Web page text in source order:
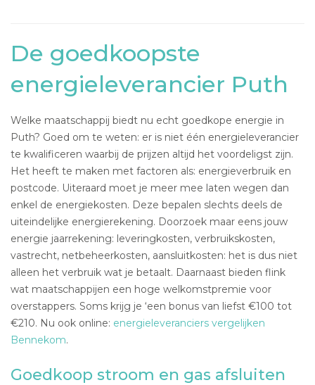
De goedkoopste
energieleverancier Puth
Welke maatschappij biedt nu echt goedkope energie in
Puth? Goed om te weten: er is niet één energieleverancier
te kwalificeren waarbij de prijzen altijd het voordeligst zijn.
Het heeft te maken met factoren als: energieverbruik en
postcode. Uiteraard moet je meer mee laten wegen dan
enkel de energiekosten. Deze bepalen slechts deels de
uiteindelijke energierekening. Doorzoek maar eens jouw
energie jaarrekening: leveringkosten, verbruikskosten,
vastrecht, netbeheerkosten, aansluitkosten: het is dus niet
alleen het verbruik wat je betaalt. Daarnaast bieden flink
wat maatschappijen een hoge welkomstpremie voor
overstappers. Soms krijg je ‘een bonus van liefst €100 tot
€210. Nu ook online: energieleveranciers vergelijken
Bennekom.
Goedkoop stroom en gas afsluiten